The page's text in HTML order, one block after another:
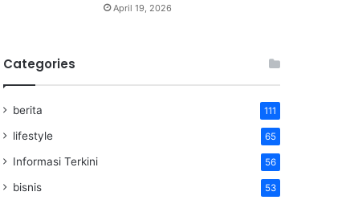
April 19, 2026
Categories
berita 111
lifestyle 65
Informasi Terkini 56
bisnis 53